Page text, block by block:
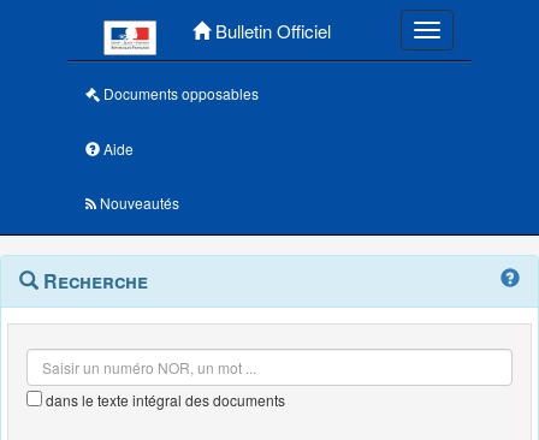
Bulletin Officiel Toggle
Documents opposables
Aide
Nouveautés
Navigation
outils
Menu
contextuel
Recherche
dans le texte intégral des documents